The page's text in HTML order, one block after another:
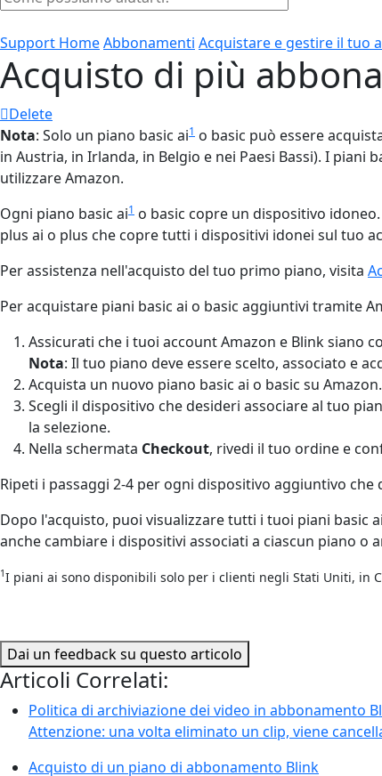
Support HomeAbbonamenti Acquistare e gestire il tuo
Acquisto di più
Delete
Nota: Solo un piano basic ai1 o basic può essere
in Austria, in Irlanda, in Belgio e nei Paesi Bassi). I piani
utilizzare Amazon.
Ogni piano basic ai1 o basic copre un dispositivo
plus ai o plus che copre tutti i dispositivi idonei sul tuo
Per assistenza nell'acquisto del tuo primo piano, visita
Per acquistare piani basic ai o basic aggiuntivi tramite
Assicurati che i tuoi account Amazon e Blink siano
Nota: Il tuo piano deve essere scelto, associato e
Acquista un nuovo piano basic ai o basic su
Scegli il dispositivo che desideri associare al tuo
la selezione.
Nella schermata Checkout, rivedi il tuo ordine e
Ripeti i passaggi 2-4 per ogni dispositivo aggiuntivo che
Dopo l'acquisto, puoi visualizzare tutti i tuoi piani basic
anche cambiare i dispositivi associati a ciascun piano o
1I piani ai sono disponibili solo per i clienti negli Stati Uniti, in
Dai un feedback su questo articolo
Articoli Correlati:
Politica di archiviazione dei video in abbonamento
Attenzione: una volta eliminato un clip, viene
Acquisto di un piano di abbonamento Blink